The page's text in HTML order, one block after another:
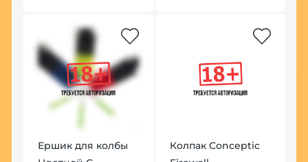
Ершик для колбы
Колпак Conceptic